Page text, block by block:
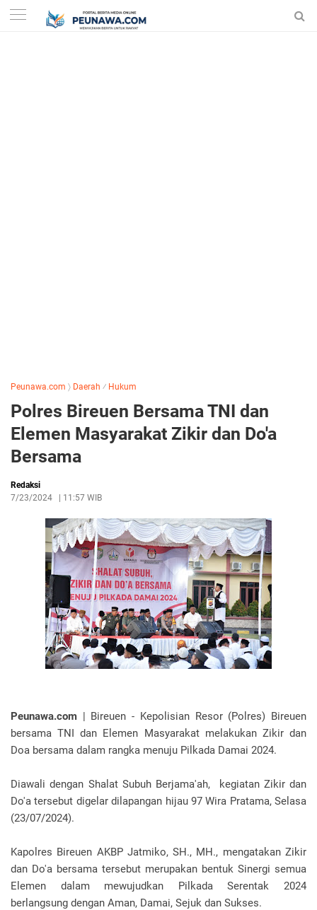
Peunawa.com 〉 Daerah ⁄ Hukum
Polres Bireuen Bersama TNI dan
Elemen Masyarakat Zikir dan Do'a
Bersama
Redaksi
7/23/2024
11:57 WIB
Peunawa.com | Bireuen - Kepolisian Resor (Polres) Bireuen
bersama TNI dan Elemen Masyarakat melakukan Zikir dan
Doa bersama dalam rangka menuju Pilkada Damai 2024.
Diawali dengan Shalat Subuh Berjama'ah, kegiatan Zikir dan
Do'a tersebut digelar dilapangan hijau 97 Wira Pratama, Selasa
(23/07/2024).
Kapolres Bireuen AKBP Jatmiko, SH., MH., mengatakan Zikir
dan Do'a bersama tersebut merupakan bentuk Sinergi semua
Elemen dalam mewujudkan Pilkada Serentak 2024
berlangsung dengan Aman, Damai, Sejuk dan Sukses.